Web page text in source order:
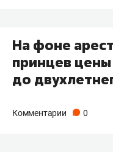
На фоне
принцев
до
Комментарии 0